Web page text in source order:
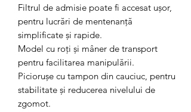
Filtrul de admisie poate fi accesat ușor,
pentru lucrări de mentenanță
simplificate și rapide.
Model cu roți și mâner de transport
pentru facilitarea manipulării.
Piciorușe cu tampon din cauciuc, pentru
stabilitate și reducerea nivelului de
zgomot.